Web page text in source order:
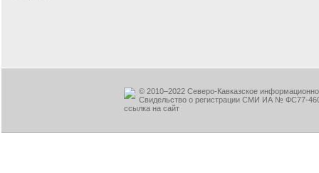
© 2010–2022 Северо-Кавказское
Свидельство о регистрации СМИ ИА № ФС77-
ссылка на сайт